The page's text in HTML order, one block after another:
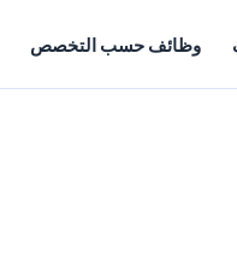
وظائف حسب التخصص